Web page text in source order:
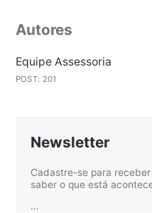
Autores
Equipe Assessoria
POST: 201
Newsletter
Cadastre-se para
saber o que está
...